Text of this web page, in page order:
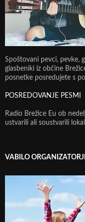
Spoštovani pevci, pevke,
glasbeniki iz občine
posnetke posredujete s
POSREDOVANJE PESMI
Radio Brežice Eu ob
ustvarili ali soustvarili
VABILO